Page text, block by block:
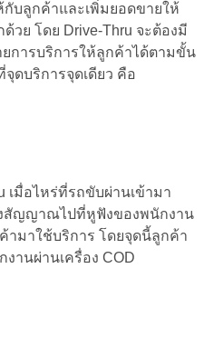
บลูกค้าและเพิ่มยอดขายให้
ย โดย Drive-Thru จะต้องมี
ยการบริการให้ลูกค้าได้ตามขั้น
ดบริการจุดเดียว คือ
เมื่อไหร่ที่รถขับผ่านเข้ามา
สัญญาณไปที่หูฟังของพนักงาน
ามาใช้บริการ โดยจุดนี้ลูกค้า
านผ่านเครื่อง COD